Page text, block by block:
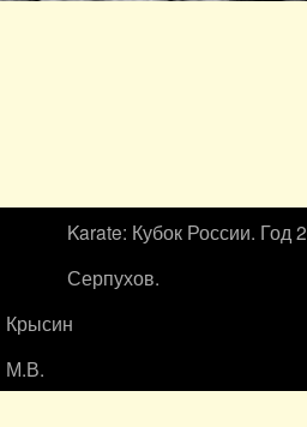
Karate: Кубок России. Год
Серпухов.
Крысин
М.В.